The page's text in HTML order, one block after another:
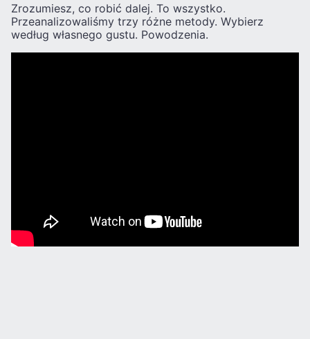
Zrozumiesz, co robić dalej. To wszystko.
Przeanalizowaliśmy trzy różne metody. Wybierz
według własnego gustu. Powodzenia.